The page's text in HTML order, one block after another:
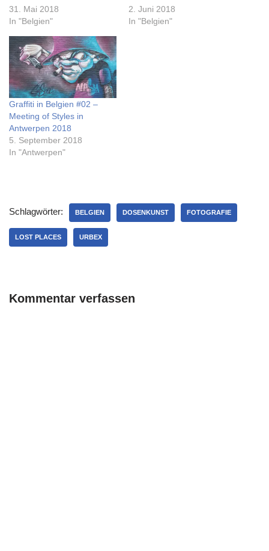
31. Mai 2018
In "Belgien"
2. Juni 2018
In "Belgien"
Graffiti in Belgien #02 –
Meeting of Styles in
Antwerpen 2018
5. September 2018
In "Antwerpen"
Schlagwörter: BELGIEN DOSENKUNST FOTOGRAFIE
LOST PLACES URBEX
Kommentar verfassen